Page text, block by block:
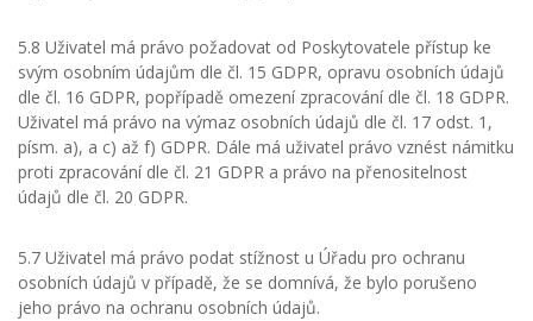
5.8 Uživatel má právo požadovat od Poskytovatele přístup ke
svým osobním údajům dle čl. 15 GDPR, opravu osobních údajů
dle čl. 16 GDPR, popřípadě omezení zpracování dle čl. 18 GDPR.
Uživatel má právo na výmaz osobních údajů dle čl. 17 odst. 1,
písm. a), a c) až f) GDPR. Dále má uživatel právo vznést námitku
proti zpracování dle čl. 21 GDPR a právo na přenositelnost
údajů dle čl. 20 GDPR.
5.7 Uživatel má právo podat stížnost u Úřadu pro ochranu
osobních údajů v případě, že se domnívá, že bylo porušeno
jeho právo na ochranu osobních údajů.